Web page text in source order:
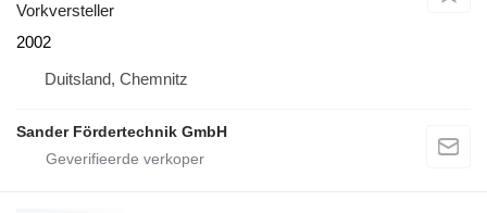
Vorkversteller
2002
Duitsland, Chemnitz
Sander Fördertechnik GmbH